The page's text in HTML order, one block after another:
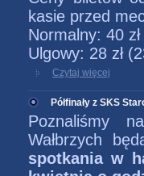
kasie przed
Normalny: 40
Ulgowy: 28 zł
Czytaj więcej
Półfinały z SKS
Poznaliśmy
Wałbrzych
spotkania w